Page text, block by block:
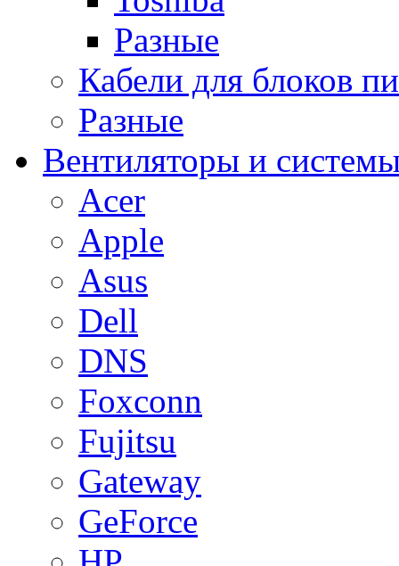
Разные
Кабели для блоков
Разные
Вентиляторы и
Acer
Apple
Asus
Dell
DNS
Foxconn
Fujitsu
Gateway
GeForce